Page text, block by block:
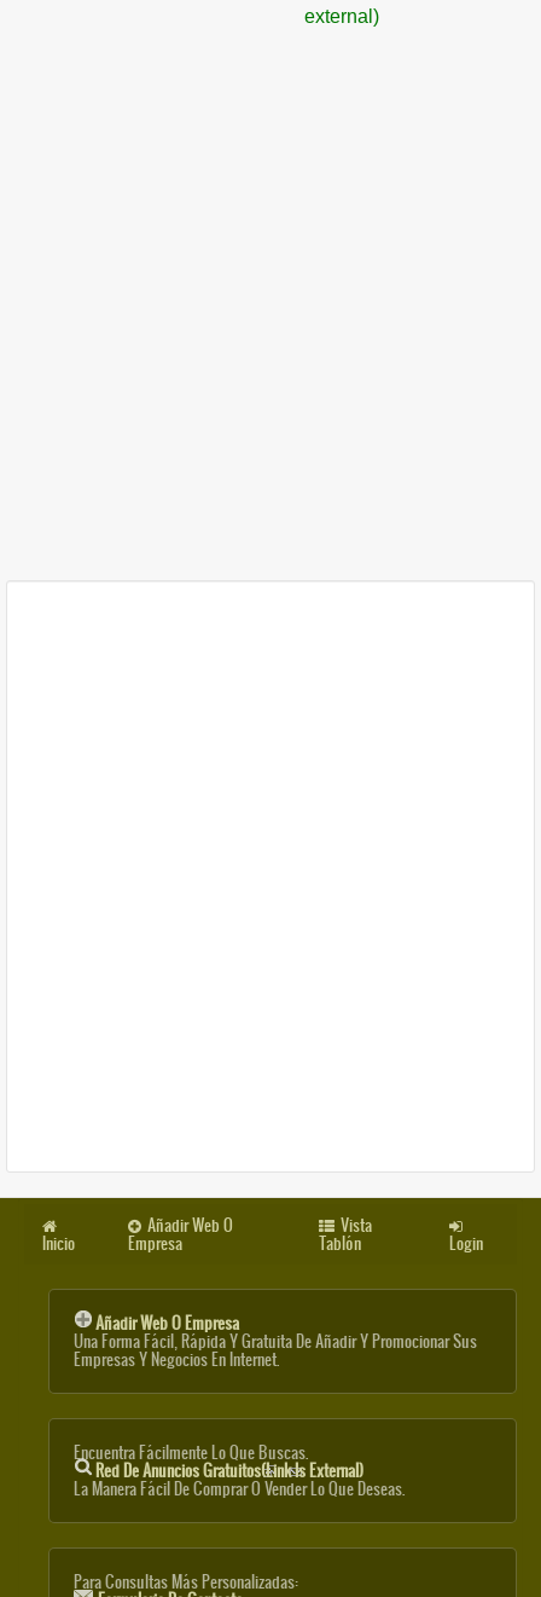
external)
Inicio
Añadir Web O
Empresa
Vista
Tablón Login
Añadir Web O Empresa
Una Forma Fácil, Rápida Y Gratuita De Añadir Y Promocionar Sus
Empresas Y Negocios En Internet.
Encuentra Fácilmente Lo Que Buscas.
Red De Anuncios Gratuitos(link Is External)
La Manera Fácil De Comprar O Vender Lo Que Deseas.
Para Consultas Más Personalizadas: